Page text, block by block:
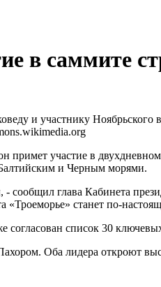
в саммите
и участнику Ноябрьского
участие в
и Черным морями.
- сообщил глава Кабинета
станет по-
согласован список 30
Оба лидера откроют